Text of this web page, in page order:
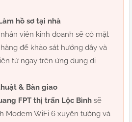
hồ sơ tại nhà
viên kinh doanh sẽ có mặt
để khảo sát hướng dây và
tử ngay trên ứng dụng di
& Bàn giao
FPT thị trấn Lộc Bình sẽ
Modem WiFi 6 xuyên tường và